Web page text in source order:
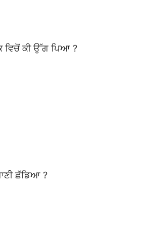
ਵਿਚੋਂ ਕੀ ਉੱਗ ਪਿਆ ?
ਛੱਡਿਆ ?